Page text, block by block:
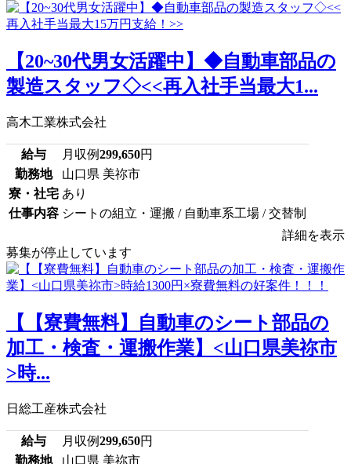
【20~30代男女活躍中】◆自動車部品の
製造スタッフ◇<<再入社手当最大1...
高木工業株式会社
給与 月収例299,650円
勤務地
山口県 美祢市
寮・社宅 あり
仕事内容 シートの組立・運搬 / 自動車系工場 / 交替制
詳細を表示
募集が停止しています
【【寮費無料】自動車のシート部品の
加工・検査・運搬作業】<山口県美祢市
>時...
日総工産株式会社
給与 月収例299,650円
勤務地
山口県 美祢市